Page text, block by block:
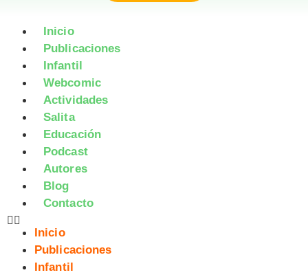
Inicio
Publicaciones
Infantil
Webcomic
Actividades
Salita
Educación
Podcast
Autores
Blog
Contacto
Inicio
Publicaciones
Infantil